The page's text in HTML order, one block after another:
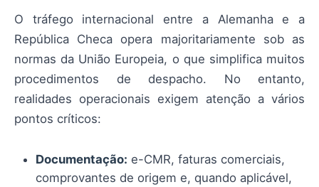
O tráfego internacional entre a Alemanha e a
República Checa opera majoritariamente sob as
normas da União Europeia, o que simplifica muitos
procedimentos de despacho. No entanto,
realidades operacionais exigem atenção a vários
pontos críticos:
Documentação: e-CMR, faturas comerciais,
comprovantes de origem e, quando aplicável,